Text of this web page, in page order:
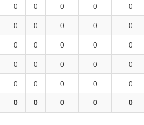
0 0 0 0 0
0 0 0 0 0
0 0 0 0 0
0 0 0 0 0
0 0 0 0 0
0 0 0 0 0